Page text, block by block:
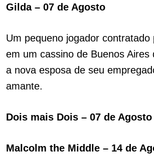
Gilda – 07 de Agosto
Um pequeno jogador contratado
em um cassino de Buenos Aires
a nova esposa de seu
amante.
Dois mais Dois – 07 de Agosto
Malcolm the Middle – 14 de